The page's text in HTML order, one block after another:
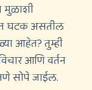
मुळाशी
घटक असतील
आहेत? तुम्ही
आणि वर्तन
सोपे जाईल.